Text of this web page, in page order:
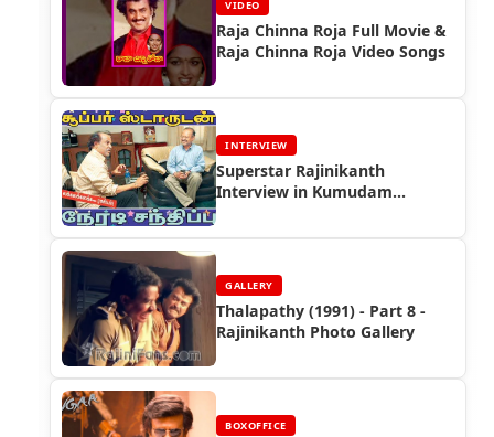
VIDEO
Raja Chinna Roja Full Movie &
Raja Chinna Roja Video Songs
INTERVIEW
Superstar Rajinikanth
Interview in Kumudam
GALLERY
Thalapathy (1991) - Part 8 -
Rajinikanth Photo Gallery
BOXOFFICE